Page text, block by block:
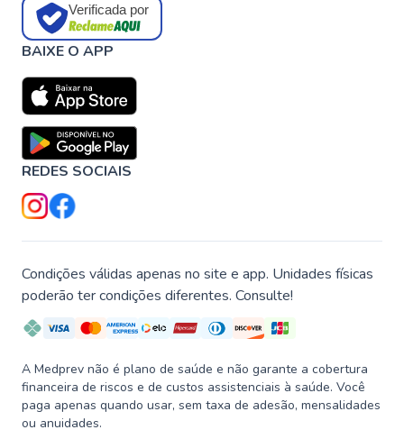
Verificada por
BAIXE O APP
REDES SOCIAIS
Condições válidas apenas no site e app. Unidades físicas
poderão ter condições diferentes. Consulte!
A Medprev não é plano de saúde e não garante a cobertura
financeira de riscos e de custos assistenciais à saúde. Você
paga apenas quando usar, sem taxa de adesão, mensalidades
ou anuidades.